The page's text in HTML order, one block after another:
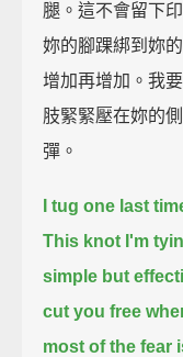
腿。這不會留下
妳的腳踝綁到妳
增加再增加。我
肢緊緊壓在妳的
彈。
I tug one last
This knot I'm
simple but
cut you free
most of the fear